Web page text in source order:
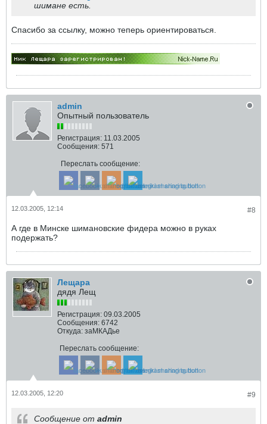
шимане есть.
Спасибо за ссылку, можно теперь ориентироваться.
admin
Опытный пользователь
Регистрация: 11.03.2005
Сообщения: 571
Переслать сообщение:
#8
12.03.2005, 12:14
А где в Минске шимановские фидера можно в руках
подержать?
Лещара
дядя Лещ
Регистрация: 09.03.2005
Сообщения: 6742
Откуда: заМКАДье
Переслать сообщение:
#9
12.03.2005, 12:20
Сообщение от admin